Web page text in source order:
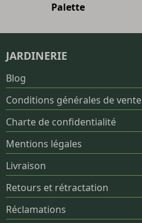
Palette
JARDINERIE
Blog
Conditions générales de vente
Charte de confidentialité
Mentions légales
Livraison
Retours et rétractation
Réclamations